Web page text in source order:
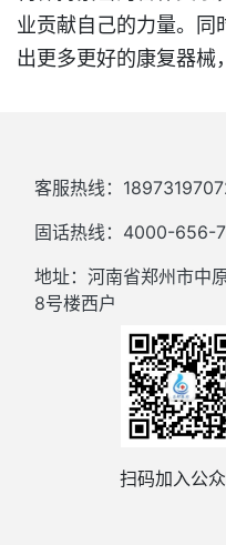
业贡献自己的力量。同
出更多更好的康复器械
客服热线：
固话热线：4000-656-
地址：河南省郑州市中
8号楼西户
扫码加入公